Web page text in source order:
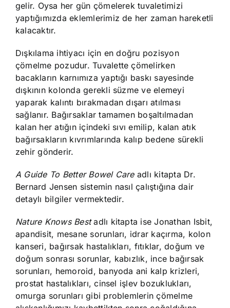
gelir. Oysa her gün çömelerek tuvaletimizi
yaptığımızda eklemlerimiz de her zaman hareketli
kalacaktır.
Dışkılama ihtiyacı için en doğru pozisyon
çömelme pozudur. Tuvalette çömelirken
bacakların karnımıza yaptığı baskı sayesinde
dışkının kolonda gerekli süzme ve elemeyi
yaparak kalıntı bırakmadan dışarı atılması
sağlanır. Bağırsaklar tamamen boşaltılmadan
kalan her atığın içindeki sıvı emilip, kalan atık
bağırsakların kıvrımlarında kalıp bedene sürekli
zehir gönderir.
A Guide To Better Bowel Careadlı kitapta Dr.
Bernard Jensen sistemin nasıl çalıştığına dair
detaylı bilgiler vermektedir.
Nature Knows Bestadlı kitapta ise Jonathan Isbit,
apandisit, mesane sorunları, idrar kaçırma, kolon
kanseri, bağırsak hastalıkları, fıtıklar, doğum ve
doğum sonrası sorunlar, kabızlık, ince bağırsak
sorunları, hemoroid, banyoda ani kalp krizleri,
prostat hastalıkları, cinsel işlev bozuklukları,
omurga sorunları gibi problemlerin çömelme